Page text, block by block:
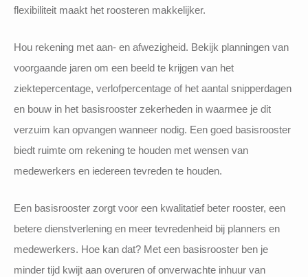
flexibiliteit maakt het roosteren makkelijker.
Hou rekening met aan- en afwezigheid. Bekijk planningen van
voorgaande jaren om een beeld te krijgen van het
ziektepercentage, verlofpercentage of het aantal snipperdagen
en bouw in het basisrooster zekerheden in waarmee je dit
verzuim kan opvangen wanneer nodig. Een goed basisrooster
biedt ruimte om rekening te houden met wensen van
medewerkers en iedereen tevreden te houden.
Een basisrooster zorgt voor een kwalitatief beter rooster, een
betere dienstverlening en meer tevredenheid bij planners en
medewerkers. Hoe kan dat? Met een basisrooster ben je
minder tijd kwijt aan overuren of onverwachte inhuur van